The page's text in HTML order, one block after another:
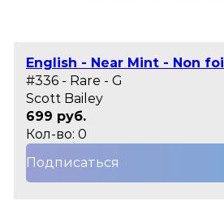
English - Near Mint - Non foil
#336 - Rare - G
Scott Bailey
699 руб.
Кол-во: 0
Подписаться